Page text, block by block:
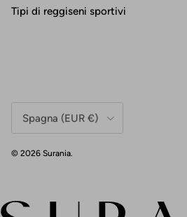
Tipi di reggiseni sportivi
Spagna (EUR €)
© 2026 Surania.